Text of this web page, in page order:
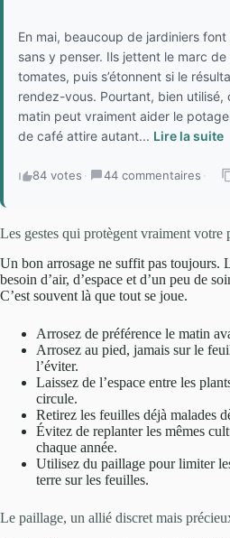
En mai, beaucoup de jardiniers
sans y penser. Ils jettent le marc
tomates, puis s’étonnent si le
rendez-vous. Pourtant, bien utilisé,
matin peut vraiment aider le
de café attire autant... Lire la suite
84 votes · 44 commentaires ·
Les gestes qui protègent vraiment votre
Un bon arrosage ne suffit pas toujours.
besoin d’air, d’espace et d’un peu de
C’est souvent là que tout se joue.
Arrosez de préférence le matin
Arrosez au pied, jamais sur le
l’éviter.
Laissez de l’espace entre les
circule.
Retirez les feuilles déjà malades
Évitez de replanter les mêmes
chaque année.
Utilisez du paillage pour limiter
terre sur les feuilles.
Le paillage, un allié discret mais